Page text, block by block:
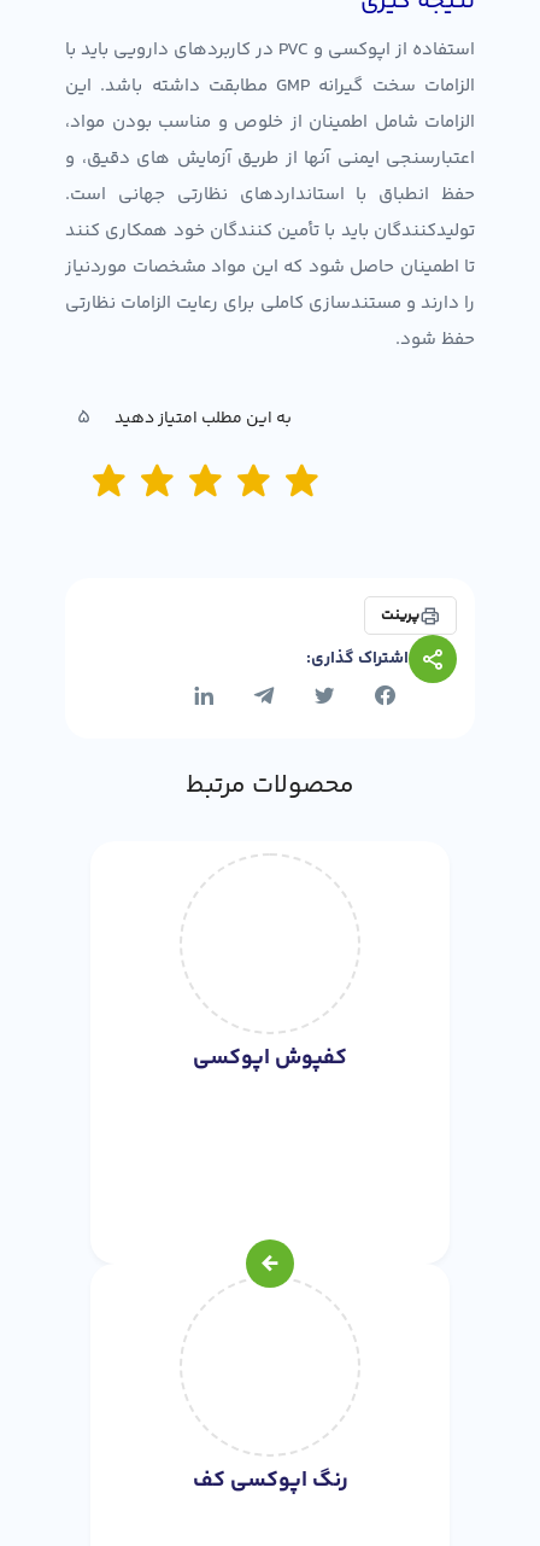
استفاده از اپوکسی و PVC در کاربردهای دارویی باید با
الزامات سخت گیرانه GMP مطابقت داشته باشد. این
الزامات شامل اطمینان از خلوص و مناسب بودن مواد،
اعتبارسنجی ایمنی آنها از طریق آزمایش های دقیق، و
حفظ انطباق با استانداردهای نظارتی جهانی است.
تولیدکنندگان باید با تأمین کنندگان خود همکاری کنند
تا اطمینان حاصل شود که این مواد مشخصات موردنیاز
را دارند و مستندسازی کاملی برای رعایت الزامات نظارتی
حفظ شود.
به این مطلب امتیاز دهید 5
پرینت
اشتراک گذاری:
محصولات مرتبط
کفپوش اپوکسی
رنگ اپوکسی کف